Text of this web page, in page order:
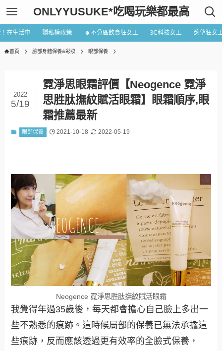
ONLYYUSUKE*吃喝玩樂都最高
在生活中 隱私權政策 ☻不分區飲食狂女王 3C科技女王 慾望狂女
首頁 臉部身體保養&彩妝 眼部保養
霓淨思眼霜評價【Neogence 霓淨
思胜肽撫紋賦活眼霜】眼霜順序,眼
霜推薦最新
2022
5/19
眼部保養 2021-10-18 2022-05-19
Neogence 霓淨思胜肽撫紋賦活眼霜
我覺得年過35歲後，每天都會擔心自己臉上多出一
些不熟悉的痕跡。這時候局部的保養已無法承擔這
些痕跡，反而應該透過更有效率的全臉式保養，